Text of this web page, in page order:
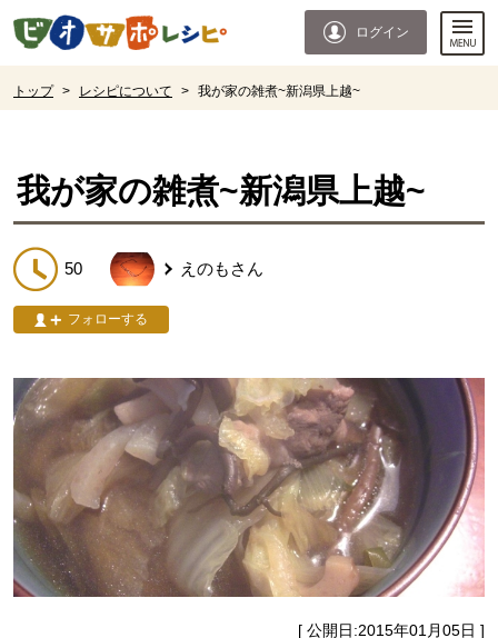
ページの先頭です。
ログイン
トップ > レシピについて > 我が家の雑煮~新潟県上越~
我が家の雑煮~新潟県上越~
50 えのも さん
フォローする
[ 公開日:2015年01月05日 ]